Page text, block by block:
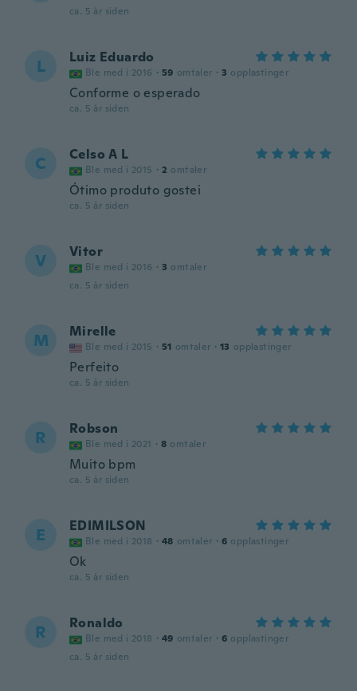
ca. 5 år siden
L Luiz Eduardo
Ble med i 2016 · 59 omtaler · 3 opplastinger
Conforme o esperado
ca. 5 år siden
C Celso A L
Ble med i 2015 · 2 omtaler
Ótimo produto gostei
ca. 5 år siden
V Vitor
Ble med i 2016 · 3 omtaler
ca. 5 år siden
M Mirelle
Ble med i 2015 · 51 omtaler · 13 opplastinger
Perfeito
ca. 5 år siden
R Robson
Ble med i 2021 · 8 omtaler
Muito bpm
ca. 5 år siden
E EDIMILSON
Ble med i 2018 · 48 omtaler · 6 opplastinger
Ok
ca. 5 år siden
R Ronaldo
Ble med i 2018 · 49 omtaler · 6 opplastinger
ca. 5 år siden